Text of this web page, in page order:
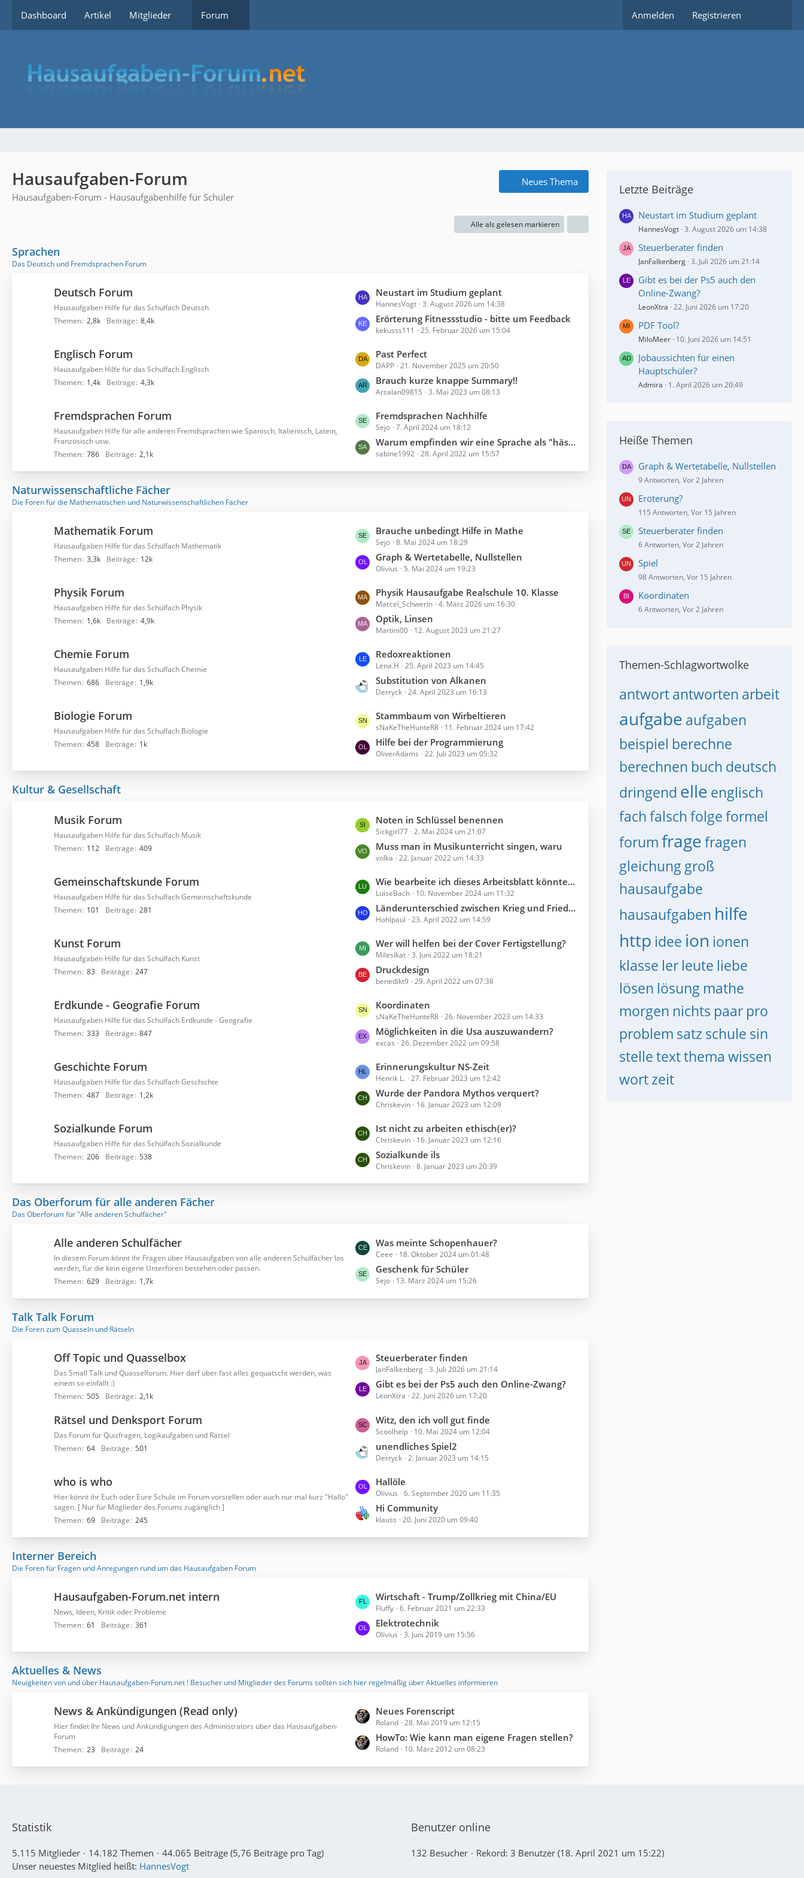
Dashboard Artikel Mitglieder Forum Anmelden Registrieren
Hausaufgaben-Forum
Hausaufgaben-Forum - Hausaufgabenhilfe für Schüler
Neues Thema
Alle als gelesen markieren
Sprachen
Das Deutsch und Fremdsprachen Forum
Deutsch Forum
Hausaufgaben Hilfe für das Schulfach Deutsch
Themen 2,8k Beiträge 8,4k
L
e
t
z
e
e
r
ä
g
Neustart im Studium geplant
HannesVogt 3. August 2026 um 14:38
Erörterung Fitnessstudio - bitte um Feedback
kekusss111 25. Februar 2026 um 15:04
Englisch Forum
Hausaufgaben Hilfe für das Schulfach Englisch
Themen 1,4k Beiträge 4,3k
L
e
t
z
e
e
t
Past Perfect
DAPP 21. November 2025 um 20:50
Brauch kurze knappe Summary!!
Arsalan09815 3. Mai 2023 um 08:13
Fremdsprachen Forum
Hausaufgaben Hilfe für alle anderen Fremdsprachen wie Spanisch, Italienisch, Latein,
Französisch usw.
Themen 786 Beiträge 2,1k
L
e
t
z
t
t
ä
Fremdsprachen Nachhilfe
Sejo 7. April 2024 um 18:12
Warum empfinden wir eine Sprache als "hässlich" oder "schön"?
sabine1992 28. April 2022 um 15:57
Naturwissenschaftliche Fächer
Die Foren für die Mathematischen und Naturwissenschaftlichen Fächer
Mathematik Forum
Hausaufgaben Hilfe für das Schulfach Mathematik
Themen 3,3k Beiträge 12k
L
e
t
z
e
e
r
g
Brauche unbedingt Hilfe in Mathe
Sejo 8. Mai 2024 um 18:29
Graph & Wertetabelle, Nullstellen
Olivius 5. Mai 2024 um 19:23
Physik Forum
Hausaufgaben Hilfe für das Schulfach Physik
Themen 1,6k Beiträge 4,9k
L
e
t
z
e
e
r
ä
g
Physik Hausaufgabe Realschule 10. Klasse
Marcel_Schwerin 4. März 2026 um 16:30
Optik, Linsen
Martini00 12. August 2023 um 21:27
Chemie Forum
Hausaufgaben Hilfe für das Schulfach Chemie
Themen 686 Beiträge 1,9k
L
e
z
e
e
t
e
Redoxreaktionen
Lena.H 25. April 2023 um 14:45
Substitution von Alkanen
Derryck 24. April 2023 um 16:13
Biologie Forum
Hausaufgaben Hilfe für das Schulfach Biologie
Themen 458 Beiträge 1k
L
e
t
z
t
i
t
r
ä
e
Stammbaum von Wirbeltieren
sNaKeTheHunteR8 11. Februar 2024 um 17:42
Hilfe bei der Programmierung
OliverAdams 22. Juli 2023 um 05:32
Kultur & Gesellschaft
Musik Forum
Hausaufgaben Hilfe für das Schulfach Musik
Themen 112 Beiträge 409
L
e
t
z
e
e
r
ä
g
Noten in Schlüssel benennen
Sickgirl77 2. Mai 2024 um 21:07
Muss man in Musikunterricht singen, waru
volka 22. Januar 2022 um 14:33
Gemeinschaftskunde Forum
Hausaufgaben Hilfe für das Schulfach Gemeinschaftskunde
Themen 101 Beiträge 281
L
e
t
z
e
e
r
ä
g
Wie bearbeite ich dieses Arbeitsblatt könnte mir jemand helfen. Ich verstehe nichts.
LuiseBach 10. November 2024 um 11:32
Länderunterschied zwischen Krieg und Frieden Formulierungshilfe?
Hohlpaul 23. April 2022 um 14:59
Kunst Forum
Hausaufgaben Hilfe für das Schulfach Kunst
Themen 83 Beiträge 247
L
e
t
z
e
e
r
ä
g
Wer will helfen bei der Cover Fertigstellung?
MilesIkat 3. Juni 2022 um 18:21
Druckdesign
benedikt9 29. April 2022 um 07:38
Erdkunde - Geografie Forum
Hausaufgaben Hilfe für das Schulfach Erdkunde - Geografie
Themen 333 Beiträge 847
L
e
t
z
e
e
r
ä
g
Koordinaten
sNaKeTheHunteR8 26. November 2023 um 14:33
Möglichkeiten in die Usa auszuwandern?
excas 26. Dezember 2022 um 09:58
Geschichte Forum
Hausaufgaben Hilfe für das Schulfach Geschichte
Themen 487 Beiträge 1,2k
L
e
t
z
e
e
t
e
Erinnerungskultur NS-Zeit
Henrik L. 27. Februar 2023 um 12:42
Wurde der Pandora Mythos verquert?
Chriskevin 16. Januar 2023 um 12:09
Sozialkunde Forum
Hausaufgaben Hilfe für das Schulfach Sozialkunde
Themen 206 Beiträge 538
L
e
t
z
t
t
ä
e
Ist nicht zu arbeiten ethisch(er)?
Chriskevin 16. Januar 2023 um 12:16
Sozialkunde ils
Chriskevin 8. Januar 2023 um 20:39
Das Oberforum für alle anderen Fächer
Das Oberforum für "Alle anderen Schulfächer"
Alle anderen Schulfächer
In diesem Forum könnt ihr Fragen über Hausaufgaben von alle anderen Schulfächer los
werden, für die kein eigene Unterforen bestehen oder passen.
Themen 629 Beiträge 1,7k
L
e
t
z
t
t
ä
Was meinte Schopenhauer?
Ceee 18. Oktober 2024 um 01:48
Geschenk für Schüler
Sejo 13. März 2024 um 15:26
Talk Talk Forum
Die Foren zum Quasseln und Rätseln
Off Topic und Quasselbox
Das Small Talk und Quasselforum. Hier darf über fast alles gequatscht werden, was
einem so einfällt :)
Themen 505 Beiträge 2,1k
L
e
t
z
e
e
r
g
Steuerberater finden
JanFalkenberg 3. Juli 2026 um 21:14
Gibt es bei der Ps5 auch den Online-Zwang?
LeonXtra 22. Juni 2026 um 17:20
Rätsel und Denksport Forum
Das Forum für Quizfragen, Logikaufgaben und Rätsel
Themen 64 Beiträge 501
L
e
z
e
e
t
Witz, den ich voll gut finde
Scoolhelp 10. Mai 2024 um 12:04
unendliches Spiel2
Derryck 2. Januar 2023 um 14:15
who is who
Hier könnt ihr Euch oder Eure Schule im Forum vorstellen oder auch nur mal kurz "Hallo"
sagen. [ Nur für Mitglieder des Forums zugänglich ]
Themen 69 Beiträge 245
L
e
z
t
t
ä
e
Hallöle
Olivius 6. September 2020 um 11:35
Hi Community
klauss 20. Juni 2020 um 09:40
Interner Bereich
Die Foren für Fragen und Anregungen rund um das Hausaufgaben Forum
Hausaufgaben-Forum.net intern
News, Ideen, Kritik oder Probleme
Themen 61 Beiträge 361
L
e
t
z
t
e
t
ä
e
Wirtschaft - Trump/Zollkrieg mit China/EU
Fluffy 6. Februar 2021 um 22:33
Elektrotechnik
Olivius 3. Juni 2019 um 15:56
Aktuelles & News
Neuigkeiten von und über Hausaufgaben-Forum.net ! Besucher und Mitglieder des Forums sollten sich hier regelmäßig über Aktuelles informieren
News & Ankündigungen (Read only)
Hier findet Ihr News und Ankündigungen des Administrators über das Hausaufgaben-
Forum
Themen 23 Beiträge 24
L
e
t
z
t
Neues Forenscript
Roland 28. Mai 2019 um 12:15
HowTo: Wie kann man eigene Fragen stellen?
Roland 10. März 2012 um 08:23
Letzte Beiträge
Neustart im Studium geplant
HannesVogt 3. August 2026 um 14:38
Steuerberater finden
JanFalkenberg 3. Juli 2026 um 21:14
Gibt es bei der Ps5 auch den
Online-Zwang?
LeonXtra 22. Juni 2026 um 17:20
PDF Tool?
MiloMeer 10. Juni 2026 um 14:51
Jobaussichten für einen
Hauptschüler?
Admira 1. April 2026 um 20:49
Heiße Themen
Graph & Wertetabelle, Nullstellen
9 Antworten, Vor 2 Jahren
Eröterung?
115 Antworten, Vor 15 Jahren
Steuerberater finden
6 Antworten, Vor 2 Jahren
Spiel
98 Antworten, Vor 15 Jahren
Koordinaten
6 Antworten, Vor 2 Jahren
Themen-Schlagwortwolke
antwortantworten arbeit
aufgabe aufgaben
beispiel berechne
berechnen buch deutsch
dringend elle englisch
fachfalschfolgeformel
forumfragefragen
gleichung groß
hausaufgabe
hausaufgaben hilfe
http idee ion ionen
klasse ler leute liebe
lösen lösung mathe
morgen nichts paar pro
problem satz schule sin
stelletextthema wissen
wortzeit
Statistik
5.115 Mitglieder 14.182 Themen
44.065 Beiträge (5,76 Beiträge pro Tag)
Unser neuestes Mitglied heißt: HannesVogt
Benutzer online
132 Besucher Rekord: 3 Benutzer (18. April 2021 um 15:22)